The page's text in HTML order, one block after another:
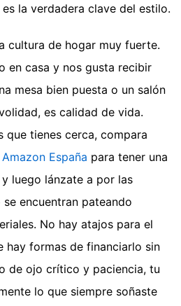
la verdadera clave del estilo.
cultura de hogar muy fuerte.
en casa y nos gusta recibir
mesa bien puesta o un salón
es calidad de vida.
que tienes cerca, compara
Amazon España para tener una
luego lánzate a por las
encuentran pateando
No hay atajos para el
hay formas de financiarlo sin
de ojo crítico y paciencia, tu
lo que siempre soñaste